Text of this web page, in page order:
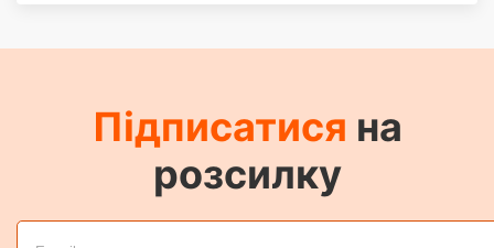
Підписатися на
розсилку